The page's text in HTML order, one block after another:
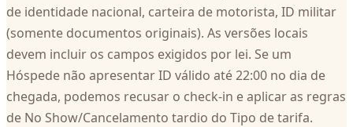
de identidade nacional, carteira de motorista, ID militar
(somente documentos originais). As versões locais
devem incluir os campos exigidos por lei. Se um
Hóspede não apresentar ID válido até 22:00 no dia de
chegada, podemos recusar o check‑in e aplicar as regras
de No Show/Cancelamento tardio do Tipo de tarifa.